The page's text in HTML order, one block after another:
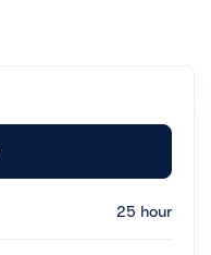
25 hour